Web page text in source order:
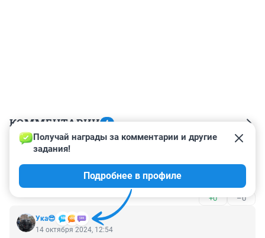
КОММЕНТАРИИ 4
Гость
А что случилось?
+0 –0
Ука😎
Получай награды за комментарии и другие
задания!
Подробнее в профиле
14 октября 2024, 12:54